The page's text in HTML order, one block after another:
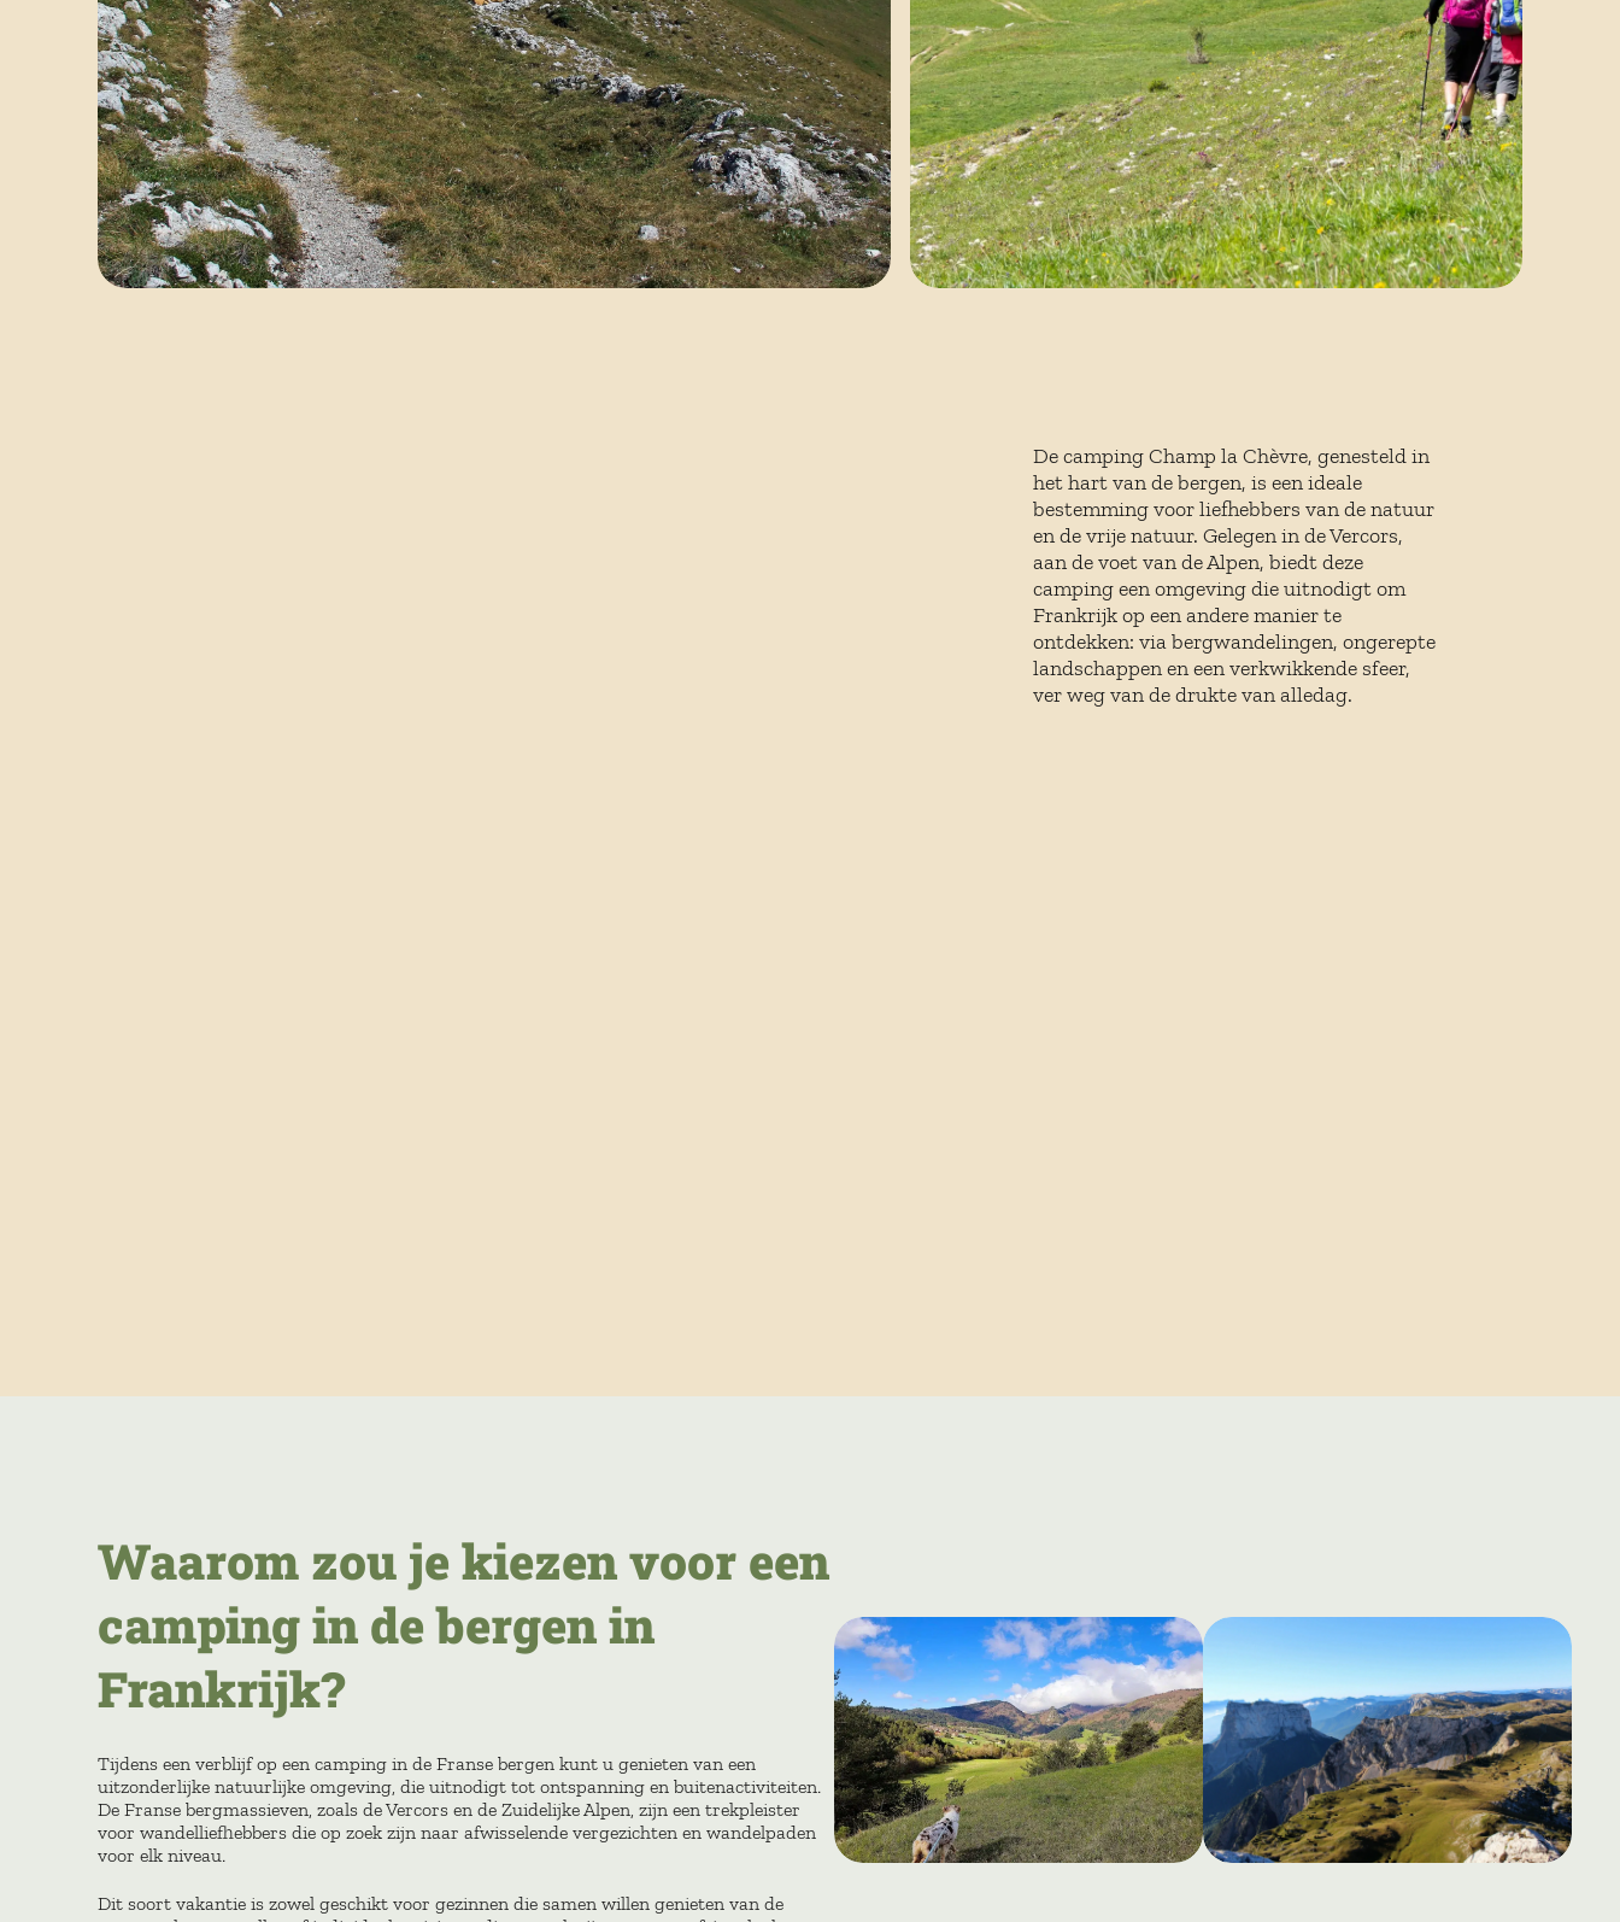
De camping Champ la Chèvre, genesteld in
het hart van de bergen, is een ideale
bestemming voor liefhebbers van de natuur
en de vrije natuur. Gelegen in de Vercors,
aan de voet van de Alpen, biedt deze
camping een omgeving die uitnodigt om
Frankrijk op een andere manier te
ontdekken: via bergwandelingen, ongerepte
landschappen en een verkwikkende sfeer,
ver weg van de drukte van alledag.
Waarom zou je kiezen voor een
camping in de bergen in
Frankrijk?
Tijdens een verblijf op een camping in de Franse bergen kunt u genieten van een
uitzonderlijke natuurlijke omgeving, die uitnodigt tot ontspanning en buitenactiviteiten.
De Franse bergmassieven, zoals de Vercors en de Zuidelijke Alpen, zijn een trekpleister
voor wandelliefhebbers die op zoek zijn naar afwisselende vergezichten en wandelpaden
voor elk niveau.
Dit soort vakantie is zowel geschikt voor gezinnen die samen willen genieten van de